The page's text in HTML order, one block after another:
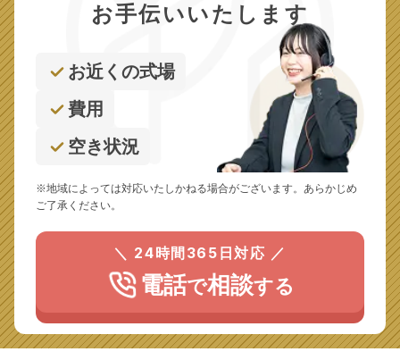
お手伝いいたします
お近くの式場
費用
空き状況
※地域によっては対応いたしかねる場合がございます。あらかじめ
ご了承ください。
＼ 24時間365日対応 ／
電話で相談する